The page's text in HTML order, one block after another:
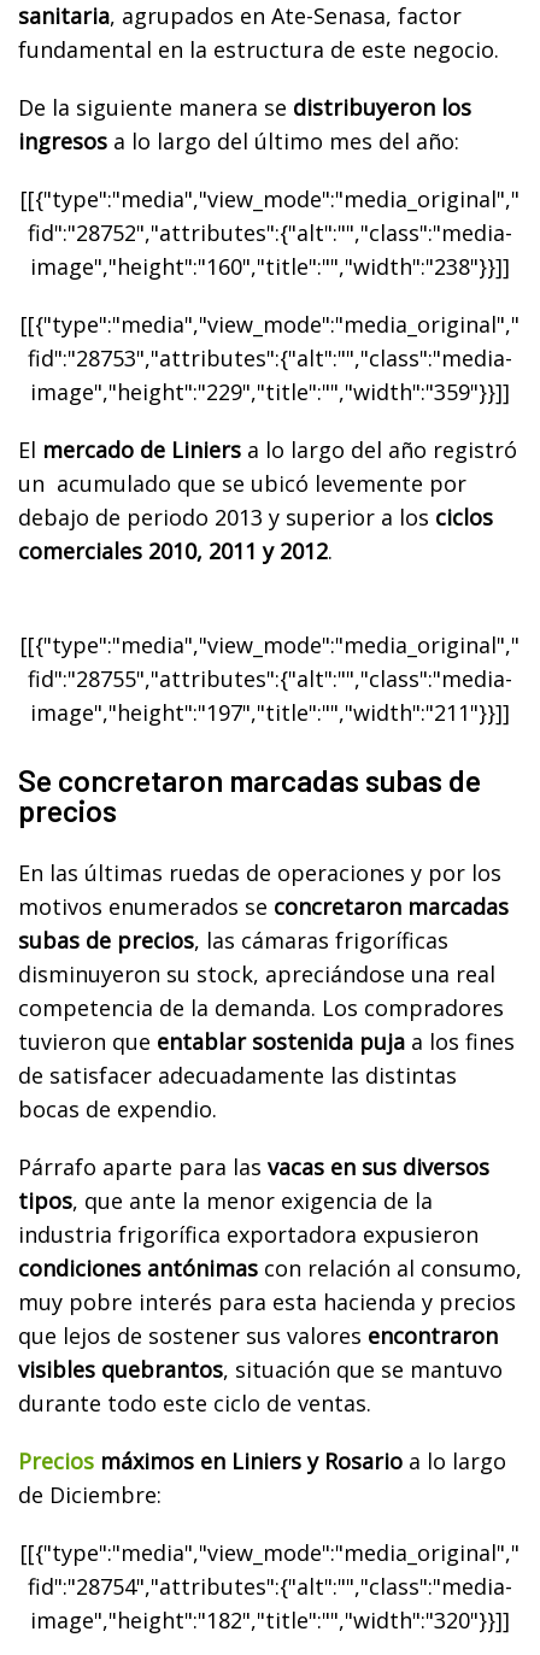
sanitaria, agrupados en Ate-Senasa, factor
fundamental en la estructura de este negocio.
De la siguiente manera se distribuyeron los
ingresos a lo largo del último mes del año:
[[{"type":"media","view_mode":"media_original","
fid":"28752","attributes":{"alt":"","class":"media-
image","height":"160","title":"","width":"238"}}]]
[[{"type":"media","view_mode":"media_original","
fid":"28753","attributes":{"alt":"","class":"media-
image","height":"229","title":"","width":"359"}}]]
El mercado de Liniers a lo largo del año registró
un acumulado que se ubicó levemente por
debajo de periodo 2013 y superior a los ciclos
comerciales 2010, 2011 y 2012.
[[{"type":"media","view_mode":"media_original","
fid":"28755","attributes":{"alt":"","class":"media-
image","height":"197","title":"","width":"211"}}]]
Se concretaron marcadas subas de
precios
En las últimas ruedas de operaciones y por los
motivos enumerados se concretaron marcadas
subas de precios, las cámaras frigoríficas
disminuyeron su stock, apreciándose una real
competencia de la demanda. Los compradores
tuvieron que entablar sostenida puja a los fines
de satisfacer adecuadamente las distintas
bocas de expendio.
Párrafo aparte para las vacas en sus diversos
tipos, que ante la menor exigencia de la
industria frigorífica exportadora expusieron
condiciones antónimas con relación al consumo,
muy pobre interés para esta hacienda y precios
que lejos de sostener sus valores encontraron
visibles quebrantos, situación que se mantuvo
durante todo este ciclo de ventas.
Precios máximos en Liniers y Rosario a lo largo
de Diciembre:
[[{"type":"media","view_mode":"media_original","
fid":"28754","attributes":{"alt":"","class":"media-
image","height":"182","title":"","width":"320"}}]]